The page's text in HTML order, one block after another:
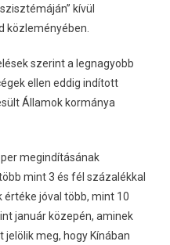
kívül
közleményében.
szerint a legnagyobb
ellen eddig indított
Államok kormánya
megindításának
mint 3 és fél százalékkal
jóval több, mint 10
január közepén, aminek
meg, hogy Kínában